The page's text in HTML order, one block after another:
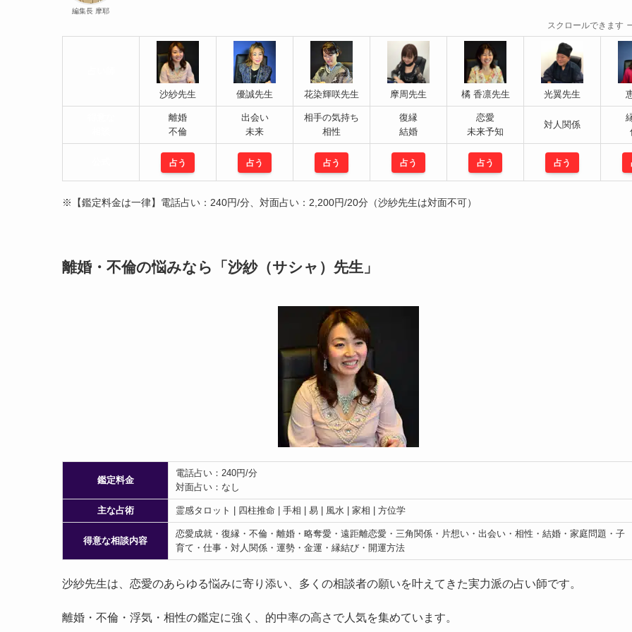
編集長 摩耶
スクロールできます
沙紗先生 優誠先生 花染輝咲先生 摩周先生 橘 香凛先生 光翼先生
離婚
不倫
出会い
未来
相手の気持ち
相性
復縁
結婚
恋愛
未来予知
対人関係
占う 占う 占う 占う 占う 占う
※【鑑定料金は一律】電話占い：240円/分、対面占い：2,200円/20分（沙紗先生は対面不可）
離婚・不倫の悩みなら「沙紗（サシャ）先生」
鑑定料金
電話占い：240円/分
対面占い：なし
主な占術 霊感タロット | 四柱推命 | 手相 | 易 | 風水 | 家相 | 方位学
得意な相談内容
恋愛成就・復縁・不倫・離婚・略奪愛・遠距離恋愛・三角関係・片想い・出会い・相性・結婚・家庭問題・子
育て・仕事・対人関係・運勢・金運・縁結び・開運方法
沙紗先生は、恋愛のあらゆる悩みに寄り添い、多くの相談者の願いを叶えてきた実力派の占い師です。
離婚・不倫・浮気・相性の鑑定に強く、的中率の高さで人気を集めています。